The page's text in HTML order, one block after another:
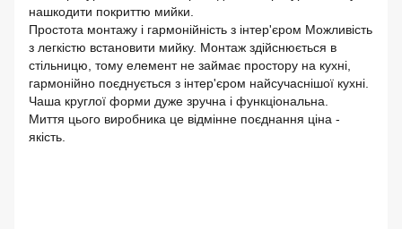
нашкодити покриттю мийки.
Простота монтажу і гармонійність з інтер'єром Можливість
з легкістю встановити мийку. Монтаж здійснюється в
стільницю, тому елемент не займає простору на кухні,
гармонійно поєднується з інтер'єром найсучаснішої кухні.
Чаша круглої форми дуже зручна і функціональна.
Миття цього виробника це відмінне поєднання ціна -
якість.